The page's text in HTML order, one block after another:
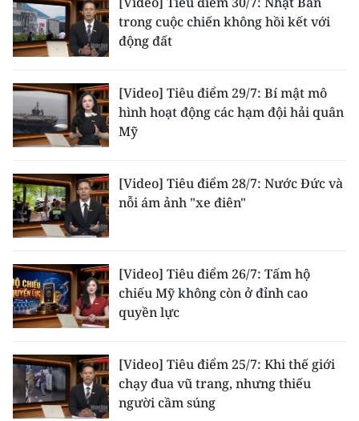
ENGLISH
中文
FRANÇAIS
РУССКИЙ
한국어
trong cuộc chiến không hồi kết với
động đất
[Video] Tiêu điểm 29/7: Bí mật mô
hình hoạt động các hạm đội hải quân
Mỹ
[Video] Tiêu điểm 28/7: Nước Đức và
nỗi ám ảnh "xe điên"
[Video] Tiêu điểm 26/7: Tấm hộ
chiếu Mỹ không còn ở đỉnh cao
quyền lực
[Video] Tiêu điểm 25/7: Khi thế giới
chạy đua vũ trang, nhưng thiếu
người cầm súng